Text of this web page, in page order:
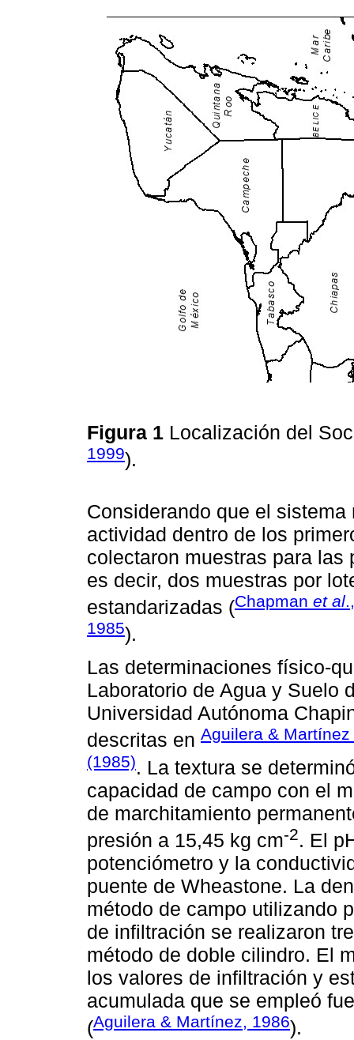
Figura 1 Localización del
1999).
Considerando que el
actividad dentro de los
colectaron muestras para las
es decir, dos muestras por
estandarizadas (Chapman et al
1985).
Las determinaciones físico-
Laboratorio de Agua y Suelo
Universidad Autónoma
descritas en Aguilera & Martínez
(1985). La textura se
capacidad de campo con el
de marchitamiento
presión a 15,45 kg cm-2. El
potenciómetro y la
puente de Wheastone. La
método de campo utilizando
de infiltración se realizaron
método de doble cilindro. El
los valores de infiltración y
acumulada que se empleó
(Aguilera & Martínez, 1986).